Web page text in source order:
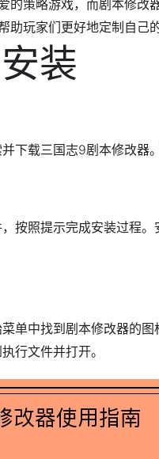
的策略游戏，而剧本修
助玩家们更好地定制自己
装
下载三国志9剧本修改器
按照提示完成安装过程
单中找到剧本修改器的
行文件并打开。